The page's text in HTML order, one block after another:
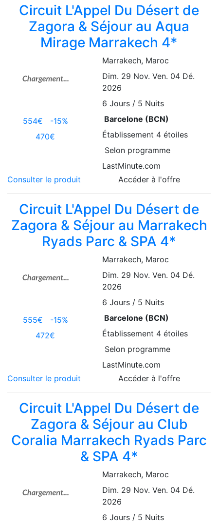
Circuit L'Appel Du Désert de
Zagora & Séjour au Aqua
Mirage Marrakech 4*
554€ -15%
470€
Marrakech, Maroc
Dim. 29 Nov. Ven. 04 Dé.
2026
6 Jours / 5 Nuits
Barcelone (BCN)
Établissement 4 étoiles
Selon programme
LastMinute.com
Consulter le produit
Accéder à l'offre
Circuit L'Appel Du Désert de
Zagora & Séjour au Marrakech
Ryads Parc & SPA 4*
555€ -15%
472€
Marrakech, Maroc
Dim. 29 Nov. Ven. 04 Dé.
2026
6 Jours / 5 Nuits
Barcelone (BCN)
Établissement 4 étoiles
Selon programme
LastMinute.com
Consulter le produit
Accéder à l'offre
Circuit L'Appel Du Désert de
Zagora & Séjour au Club
Coralia Marrakech Ryads Parc
& SPA 4*
Marrakech, Maroc
Dim. 29 Nov. Ven. 04 Dé.
2026
6 Jours / 5 Nuits